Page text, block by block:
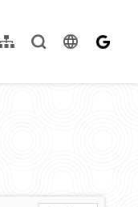
網站導覽全文檢索language
English